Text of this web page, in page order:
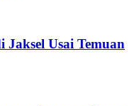
Jaksel Usai Temuan